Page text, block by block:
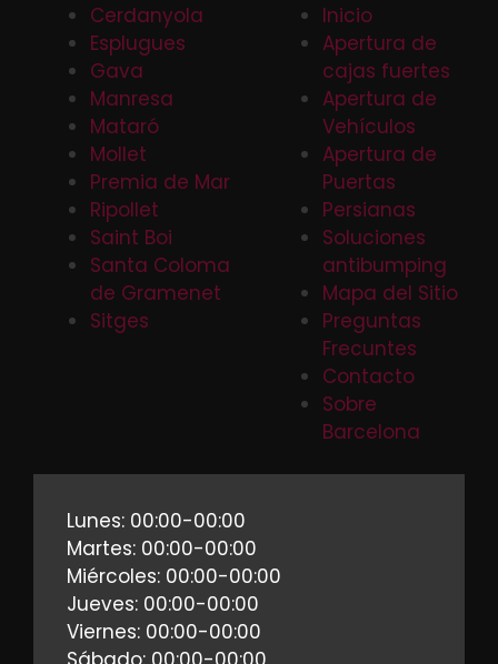
Cerdanyola
Esplugues
Gava
Manresa
Mataró
Mollet
Premia de Mar
Ripollet
Saint Boi
Santa Coloma
de Gramenet
Sitges
Inicio
Apertura de
cajas fuertes
Apertura de
Vehículos
Apertura de
Puertas
Persianas
Soluciones
antibumping
Mapa del Sitio
Preguntas
Frecuntes
Contacto
Sobre
Barcelona
Lunes: 00:00-00:00
Martes: 00:00-00:00
Miércoles: 00:00-00:00
Jueves: 00:00-00:00
Viernes: 00:00-00:00